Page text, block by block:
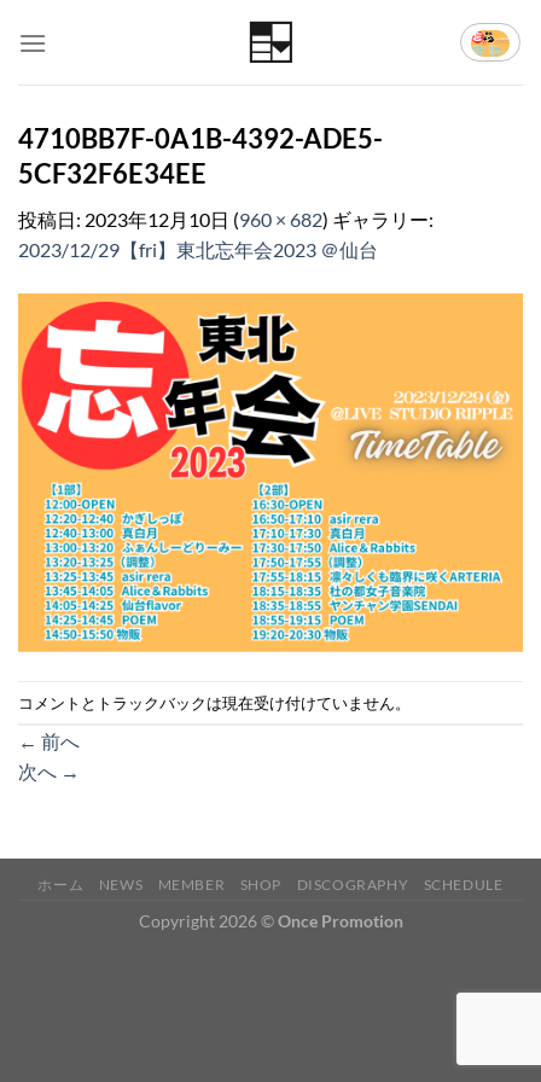
4710BB7F-0A1B-4392-ADE5-
5CF32F6E34EE
投稿日: 2023年12月10日 (960 × 682) ギャラリー:
2023/12/29【fri】東北忘年会2023 ＠仙台
コメントとトラックバックは現在受け付けていません。
← 前へ
次へ →
ホーム NEWS MEMBER SHOP DISCOGRAPHY SCHEDULE
Copyright 2026 ©Once Promotion